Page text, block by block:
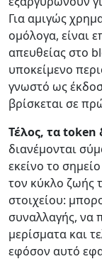
Για αμιγώς
ομόλογα, είναι
απευθείας στο
υποκείμενο
γνωστό ως
βρίσκεται σε
Τέλος, τα token
διανέμονται
εκείνο το
τον κύκλο ζωής
στοιχείου:
συναλλαγής, να
μερίσματα και
εφόσον αυτό